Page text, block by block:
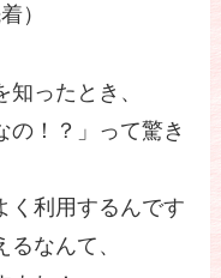
）
ったとき、
の！？」って驚き
く利用するんです
なんて、